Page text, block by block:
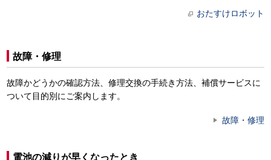
おたすけロボット
故障・修理
故障かどうかの確認方法、修理交換の手続き方法、補償サービスに
ついて目的別にご案内します。
故障・修理
電池の減りが早くなったとき